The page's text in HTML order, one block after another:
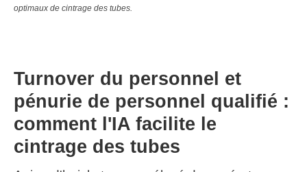
optimaux de cintrage des tubes.
Turnover du personnel et
pénurie de personnel qualifié :
comment l'IA facilite le
cintrage des tubes